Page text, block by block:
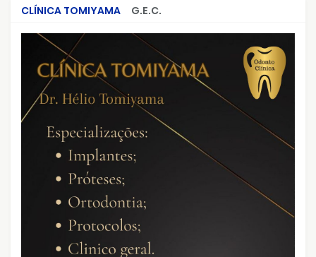
CLÍNICA TOMIYAMA
G.E.C.
CRIMES QUE ABALARAM O BRASIL